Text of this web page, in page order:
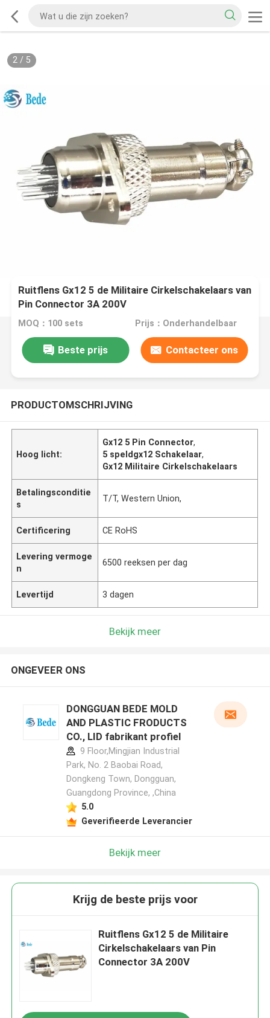
2/ 5
Ruitflens Gx12 5 de Militaire Cirkelschakelaars van
Pin Connector 3A 200V
MOQ：100 sets Prijs：Onderhandelbaar
Beste prijs Contacteer ons
PRODUCTOMSCHRIJVING
Hoog licht:
Gx12 5 Pin Connector,
5 speldgx12 Schakelaar,
Gx12 Militaire Cirkelschakelaars
Betalingsconditie
s
T/T, Western Union,
Certificering CE RoHS
Levering vermoge
n
6500 reeksen per dag
Levertijd 3 dagen
Bekijk meer
ONGEVEER ONS
DONGGUAN BEDE MOLD
AND PLASTIC FRODUCTS
CO., LID fabrikant profiel
9 Floor,Mingjian Industrial
Park, No. 2 Baobai Road,
Dongkeng Town, Dongguan,
Guangdong Province, ,China
5.0
Geverifieerde Leverancier
Bekijk meer
Krijg de beste prijs voor
Ruitflens Gx12 5 de Militaire
Cirkelschakelaars van Pin
Connector 3A 200V